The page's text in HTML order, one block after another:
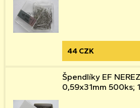
44 CZK
Špendlíky EF
0,59x31mm 500ks;